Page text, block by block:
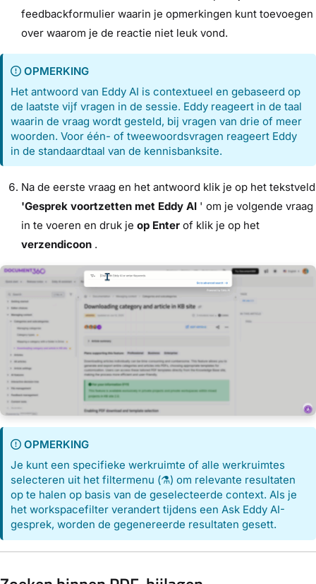
feedbackformulier waarin je opmerkingen kunt toevoegen
over waarom je de reactie niet leuk vond.
OPMERKING
Het antwoord van Eddy AI is contextueel en gebaseerd op
de laatste vijf vragen in de sessie. Eddy reageert in de taal
waarin de vraag wordt gesteld, bij vragen van drie of meer
woorden. Voor één- of tweewoordsvragen reageert Eddy
in de standaardtaal van de kennisbanksite.
Na de eerste vraag en het antwoord klik je op het tekstveld
'Gesprek voortzetten met Eddy AI ' om je volgende vraag
in te voeren en druk je op Enter of klik je op het
verzendicoon .
OPMERKING
Je kunt een specifieke werkruimte of alle werkruimtes
selecteren uit het filtermenu (⚗) om relevante resultaten
op te halen op basis van de geselecteerde context. Als je
het workspacefilter verandert tijdens een Ask Eddy AI-
gesprek, worden de gegenereerde resultaten gesett.